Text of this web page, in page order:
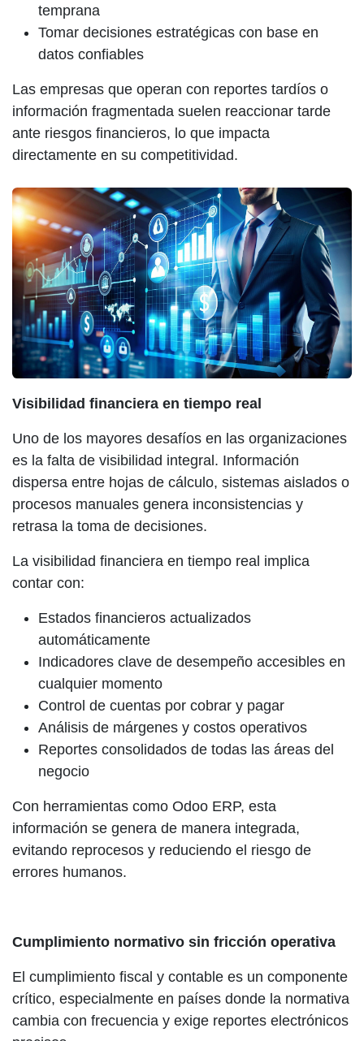
temprana
Tomar decisiones estratégicas con base en
datos confiables
Las empresas que operan con reportes tardíos o
información fragmentada suelen reaccionar tarde
ante riesgos financieros, lo que impacta
directamente en su competitividad.
Visibilidad financiera en tiempo real
Uno de los mayores desafíos en las organizaciones
es la falta de visibilidad integral. Información
dispersa entre hojas de cálculo, sistemas aislados o
procesos manuales genera inconsistencias y
retrasa la toma de decisiones.
La visibilidad financiera en tiempo real implica
contar con:
Estados financieros actualizados
automáticamente
Indicadores clave de desempeño accesibles en
cualquier momento
Control de cuentas por cobrar y pagar
Análisis de márgenes y costos operativos
Reportes consolidados de todas las áreas del
negocio
Con herramientas como Odoo ERP, esta
información se genera de manera integrada,
evitando reprocesos y reduciendo el riesgo de
errores humanos.
Cumplimiento normativo sin fricción operativa
El cumplimiento fiscal y contable es un componente
crítico, especialmente en países donde la normativa
cambia con frecuencia y exige reportes electrónicos